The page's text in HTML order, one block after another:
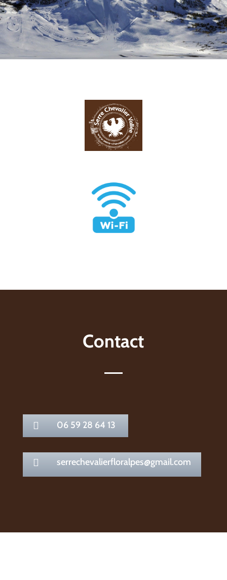
Contact
 06 59 28 64 13
 serrechevalierfloralpes@gmail.com